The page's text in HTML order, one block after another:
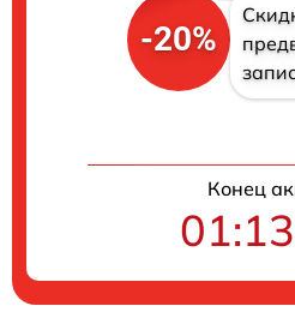
-20%
Конец